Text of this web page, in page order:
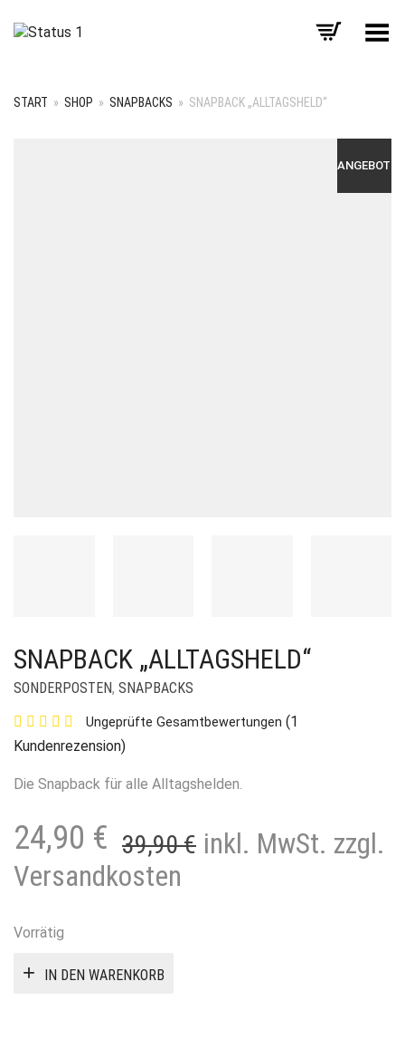
Menü umschalten
START » SHOP » SNAPBACKS » SNAPBACK „ALLTAGSHELD“
ANGEBOT!
SNAPBACK „ALLTAGSHELD“
SONDERPOSTEN, SNAPBACKS
Ungeprüfte Gesamtbewertungen (1
Kundenrezension)
Die Snapback für alle Alltagshelden.
39,90€ Ursprünglicher
24,90 €
Aktueller
inkl. MwSt. zzgl.
Versandkosten
Vorrätig
IN DEN WARENKORB